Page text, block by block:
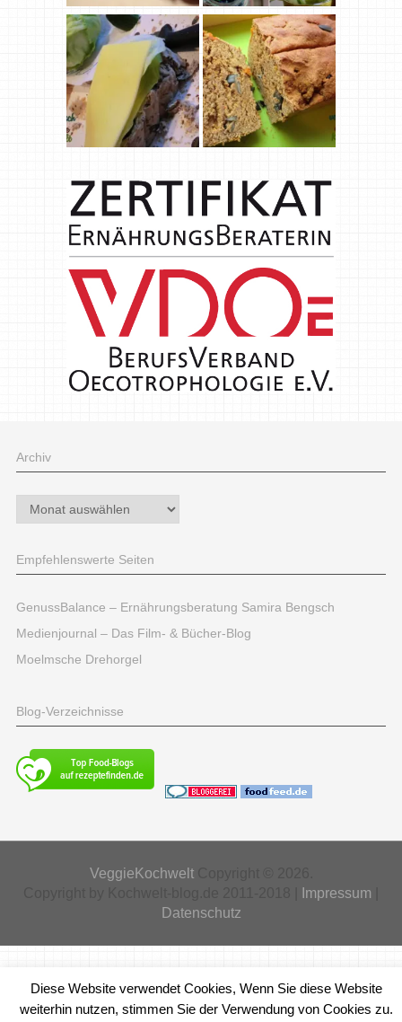
Archiv
Archiv
Empfehlenswerte Seiten
GenussBalance – Ernährungsberatung Samira Bengsch
Medienjournal – Das Film- & Bücher-Blog
Moelmsche Drehorgel
Blog-Verzeichnisse
VeggieKochweltCopyright © 2026.
Impressum
Datenschutz
Diese Website verwendet Cookies, Wenn Sie diese Website
weiterhin nutzen, stimmen Sie der Verwendung von Cookies zu.